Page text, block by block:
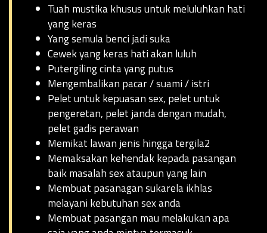
Tuah mustika khusus untuk meluluhkan hati
yang keras
Yang semula benci jadi suka
Cewek yang keras hati akan luluh
Putergiling cinta yang putus
Mengembalikan pacar / suami / istri
Pelet untuk kepuasan sex, pelet untuk
pengeretan, pelet janda dengan mudah,
pelet gadis perawan
Memikat lawan jenis hingga tergila2
Memaksakan kehendak kepada pasangan
baik masalah sex ataupun yang lain
Membuat pasanagan sukarela ikhlas
melayani kebutuhan sex anda
Membuat pasangan mau melakukan apa